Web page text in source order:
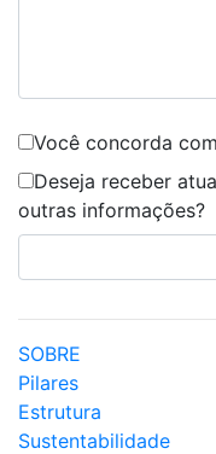
Você concorda
Deseja receber
outras informações?
SOBRE
Pilares
Estrutura
Sustentabilidade